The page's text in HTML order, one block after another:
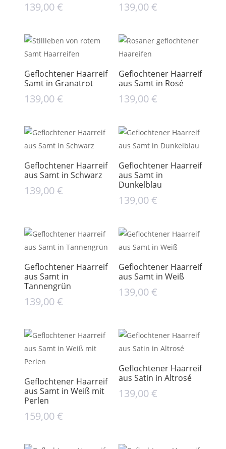
139,00€ 139,00€
Geflochtener Haarreif
Samt in Granatrot
139,00€
Geflochtener Haarreif
aus Samt in Rosé
139,00€
Geflochtener Haarreif
aus Samt in Schwarz
139,00€
Geflochtener Haarreif
aus Samt in
Dunkelblau
139,00€
Geflochtener Haarreif
aus Samt in
Tannengrün
139,00€
Geflochtener Haarreif
aus Samt in Weiß
139,00€
Geflochtener Haarreif
aus Samt in Weiß mit
Perlen
159,00€
Geflochtener Haarreif
aus Satin in Altrosé
139,00€